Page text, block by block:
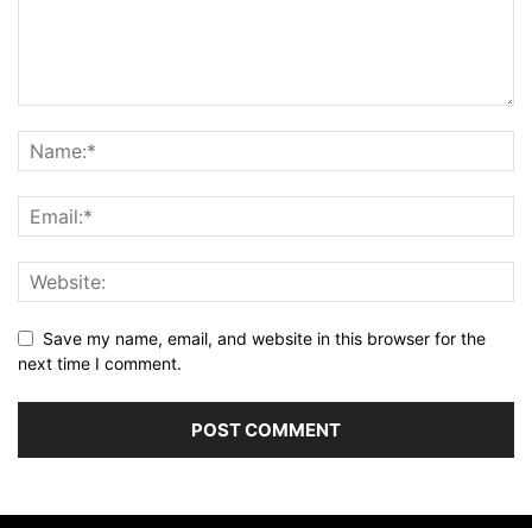
Save my name, email, and website in this browser for the
next time I comment.